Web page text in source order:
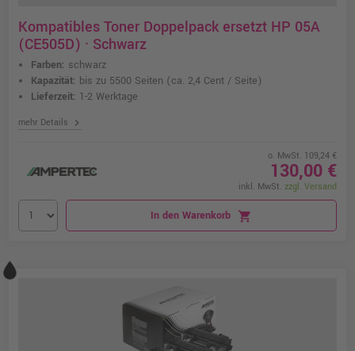
Kompatibles Toner Doppelpack ersetzt HP 05A
(CE505D) · Schwarz
Farben: schwarz
Kapazität: bis zu 5500 Seiten (ca. 2,4 Cent / Seite)
Lieferzeit: 1-2 Werktage
mehr Details chevron_right
o. MwSt. 109,24 €
130,00 €
inkl. MwSt. zzgl. Versand
In den Warenkorb shopping_cart